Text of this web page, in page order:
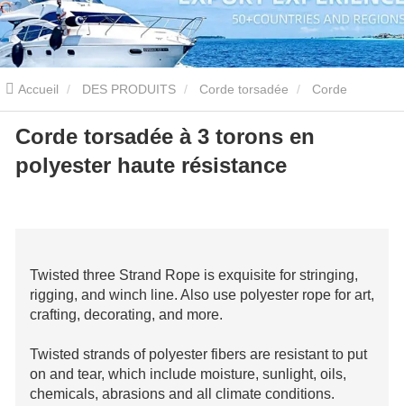
Accueil DES PRODUITS Corde torsadée Corde
torsadée en polyester Corde torsadée à 3 torons en polyester
haute résistance
Corde torsadée à 3 torons en
polyester haute résistance
Twisted three Strand Rope is exquisite for stringing,
rigging, and winch line. Also use polyester rope for art,
crafting, decorating, and more.
Twisted strands of polyester fibers are resistant to put
on and tear, which include moisture, sunlight, oils,
chemicals, abrasions and all climate conditions.